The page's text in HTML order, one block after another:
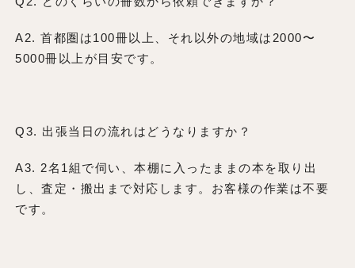
A2. 首都圏は100冊以上、それ以外の地域は2000〜
5000冊以上が目安です。
Q3. 出張当日の流れはどうなりますか？
A3. 2名1組で伺い、本棚に入ったままの本を取り出
し、査定・搬出まで対応します。お客様の作業は不要
です。